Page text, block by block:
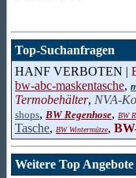
Top-Suchanfragen
HANF VERBOTEN |
bw-abc-maskentasche,
Termobehälter, NVA-
shops, BW Regenhose, BW
Tasche, BW Wintermütze,
Weitere Top Angebote